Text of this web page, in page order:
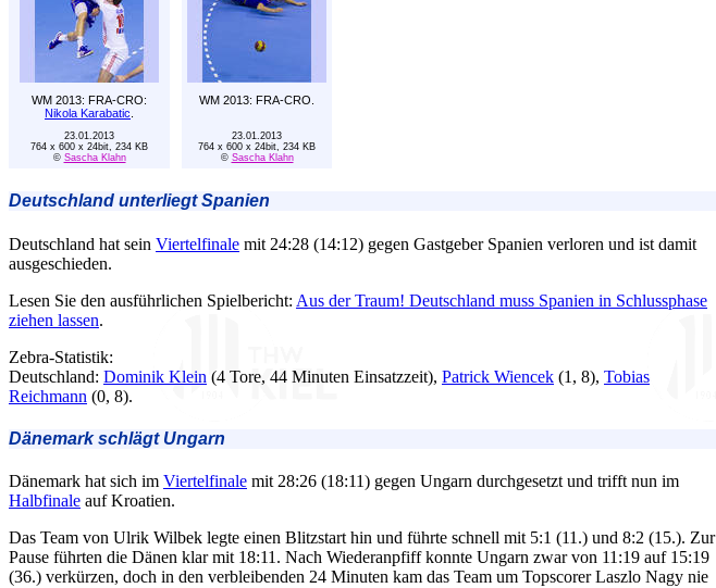
WM 2013: FRA-CRO:
Nikola Karabatic
WM 2013: FRA-CRO.
23.01.2013
764 x 600 x 24bit, 234 KB
© Sascha Klahn
23.01.2013
764 x 600 x 24bit, 234 KB
© Sascha Klahn
Deutschland unterliegt Spanien
Deutschland hat sein Viertelfinale mit 24:28 (14:12) gegen Gastgeber Spanien verloren und ist damit
ausgeschieden.
Lesen Sie den ausführlichen Spielbericht: Aus der Traum! Deutschland muss Spanien in Schlussphase
ziehen lassen.
Zebra-Statistik:
Deutschland: Dominik Klein (4 Tore, 44 Minuten Einsatzzeit), Patrick Wiencek (1, 8), Tobias
Reichmann (0, 8).
Dänemark schlägt Ungarn
Dänemark hat sich im Viertelfinale mit 28:26 (18:11) gegen Ungarn durchgesetzt und trifft nun im
Halbfinale auf Kroatien.
Das Team von Ulrik Wilbek legte einen Blitzstart hin und führte schnell mit 5:1 (11.) und 8:2 (15.). Zur
Pause führten die Dänen klar mit 18:11. Nach Wiederanpfiff konnte Ungarn zwar von 11:19 auf 15:19
(36.) verkürzen, doch in den verbleibenden 24 Minuten kam das Team um Topscorer Laszlo Nagy nie